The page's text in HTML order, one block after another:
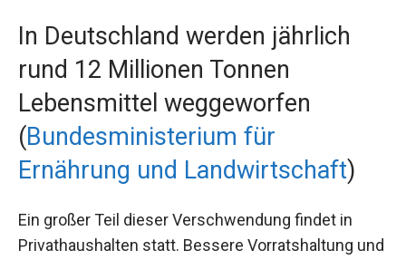
In Deutschland werden jährlich
rund 12 Millionen Tonnen
Lebensmittel weggeworfen
(Bundesministerium für
Ernährung und Landwirtschaft)
Ein großer Teil dieser Verschwendung findet in
Privathaushalten statt. Bessere Vorratshaltung und